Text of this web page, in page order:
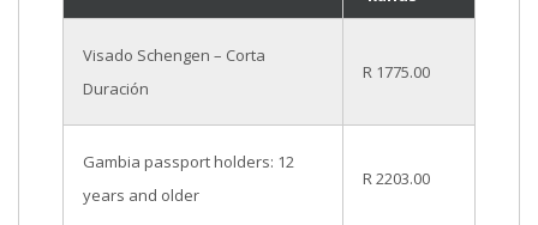
Visado Schengen – Corta
Duración
R 1775.00
Gambia passport holders: 12
years and older
R 2203.00